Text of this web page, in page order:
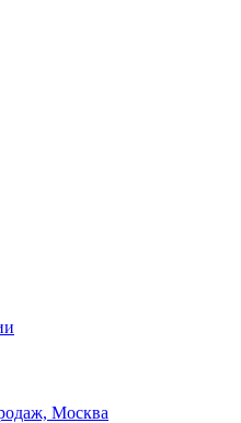
Москва